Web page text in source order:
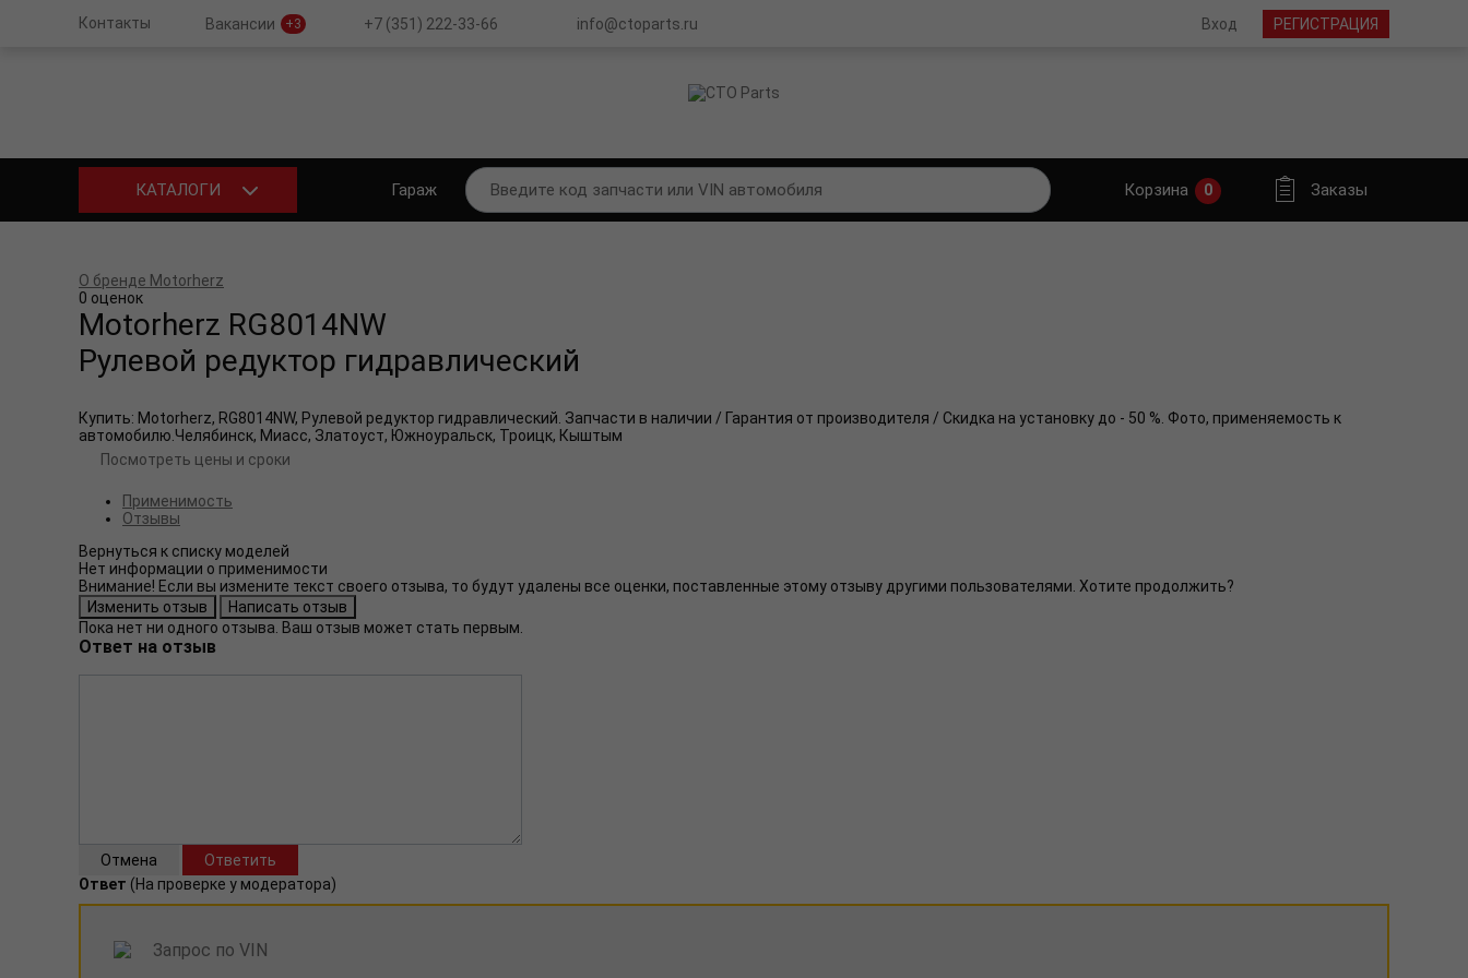
Контакты Вакансии +3 +7 (351) 222-33-66 info@ctoparts.ru Вход РЕГИСТРАЦИЯ
КАТАЛОГИ Гараж Корзина 0 Заказы
О бренде Motorherz
0 оценок
Motorherz RG8014NW
Рулевой редуктор гидравлический
Купить: Motorherz, RG8014NW, Рулевой редуктор гидравлический. Запчасти в наличии / Гарантия от производителя / Скидка на установку до - 50 %. Фото, применяемость к
автомобилю.Челябинск, Миасс, Златоуст, Южноуральск, Троицк, Кыштым
Посмотреть цены и сроки
Применимость
Отзывы
Нет информации о применимости
Внимание! Если вы измените текст своего отзыва, то будут удалены все оценки, поставленные этому отзыву другими пользователями. Хотите продолжить?
Пока нет ни одного отзыва. Ваш отзыв может стать первым.
Ответ на отзыв
Ответ (На проверке у модератора)
Запрос по VIN